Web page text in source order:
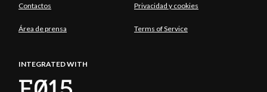
Contactos Privacidad y cookies
Área de prensa Terms of Service
INTEGRATED WITH